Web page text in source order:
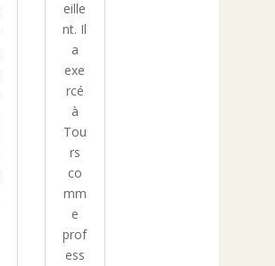
eille
nt. Il
a
exe
rcé
à
Tou
rs
co
mm
e
prof
ess